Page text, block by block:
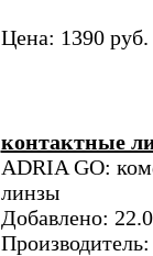
Цена: 1390 руб.
контактные
ADRIA GO:
линзы
Добавлено: